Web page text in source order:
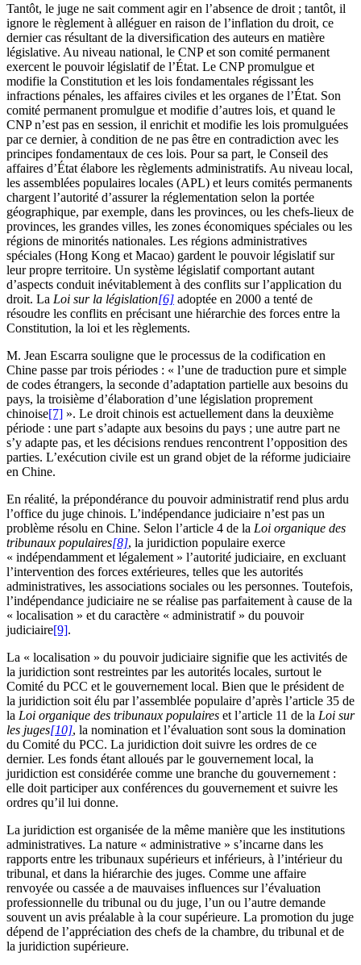
Tantôt, le juge ne sait comment agir en l’absence de droit ; tantôt, il
ignore le règlement à alléguer en raison de l’inflation du droit, ce
dernier cas résultant de la diversification des auteurs en matière
législative. Au niveau national, le CNP et son comité permanent
exercent le pouvoir législatif de l’État. Le CNP promulgue et
modifie la Constitution et les lois fondamentales régissant les
infractions pénales, les affaires civiles et les organes de l’État. Son
comité permanent promulgue et modifie d’autres lois, et quand le
CNP n’est pas en session, il enrichit et modifie les lois promulguées
par ce dernier, à condition de ne pas être en contradiction avec les
principes fondamentaux de ces lois. Pour sa part, le Conseil des
affaires d’État élabore les règlements administratifs. Au niveau local,
les assemblées populaires locales (APL) et leurs comités permanents
chargent l’autorité d’assurer la réglementation selon la portée
géographique, par exemple, dans les provinces, ou les chefs-lieux de
provinces, les grandes villes, les zones économiques spéciales ou les
régions de minorités nationales. Les régions administratives
spéciales (Hong Kong et Macao) gardent le pouvoir législatif sur
leur propre territoire. Un système législatif comportant autant
d’aspects conduit inévitablement à des conflits sur l’application du
droit. La Loi sur la législation[6] adoptée en 2000 a tenté de
résoudre les conflits en précisant une hiérarchie des forces entre la
Constitution, la loi et les règlements.
M. Jean Escarra souligne que le processus de la codification en
Chine passe par trois périodes : « l’une de traduction pure et simple
de codes étrangers, la seconde d’adaptation partielle aux besoins du
pays, la troisième d’élaboration d’une législation proprement
chinoise[7] ». Le droit chinois est actuellement dans la deuxième
période : une part s’adapte aux besoins du pays ; une autre part ne
s’y adapte pas, et les décisions rendues rencontrent l’opposition des
parties. L’exécution civile est un grand objet de la réforme judiciaire
en Chine.
En réalité, la prépondérance du pouvoir administratif rend plus ardu
l’office du juge chinois. L’indépendance judiciaire n’est pas un
problème résolu en Chine. Selon l’article 4 de la Loi organique des
tribunaux populaires[8], la juridiction populaire exerce
« indépendamment et légalement » l’autorité judiciaire, en excluant
l’intervention des forces extérieures, telles que les autorités
administratives, les associations sociales ou les personnes. Toutefois,
l’indépendance judiciaire ne se réalise pas parfaitement à cause de la
« localisation » et du caractère « administratif » du pouvoir
judiciaire[9].
La « localisation » du pouvoir judiciaire signifie que les activités de
la juridiction sont restreintes par les autorités locales, surtout le
Comité du PCC et le gouvernement local. Bien que le président de
la juridiction soit élu par l’assemblée populaire d’après l’article 35 de
la Loi organique des tribunaux populaires et l’article 11 de la Loi sur
les juges[10], la nomination et l’évaluation sont sous la domination
du Comité du PCC. La juridiction doit suivre les ordres de ce
dernier. Les fonds étant alloués par le gouvernement local, la
juridiction est considérée comme une branche du gouvernement :
elle doit participer aux conférences du gouvernement et suivre les
ordres qu’il lui donne.
La juridiction est organisée de la même manière que les institutions
administratives. La nature « administrative » s’incarne dans les
rapports entre les tribunaux supérieurs et inférieurs, à l’intérieur du
tribunal, et dans la hiérarchie des juges. Comme une affaire
renvoyée ou cassée a de mauvaises influences sur l’évaluation
professionnelle du tribunal ou du juge, l’un ou l’autre demande
souvent un avis préalable à la cour supérieure. La promotion du juge
dépend de l’appréciation des chefs de la chambre, du tribunal et de
la juridiction supérieure.